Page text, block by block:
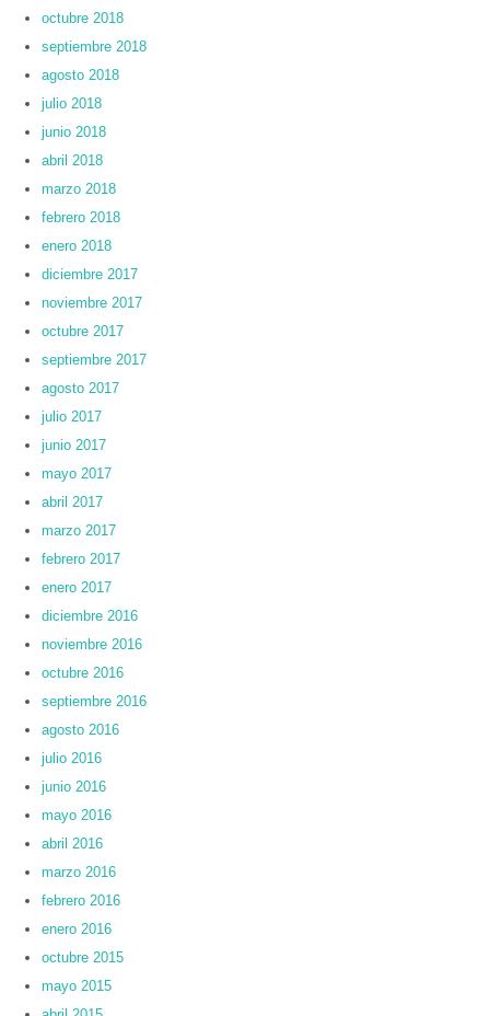
octubre 2018
septiembre 2018
agosto 2018
julio 2018
junio 2018
abril 2018
marzo 2018
febrero 2018
enero 2018
diciembre 2017
noviembre 2017
octubre 2017
septiembre 2017
agosto 2017
julio 2017
junio 2017
mayo 2017
abril 2017
marzo 2017
febrero 2017
enero 2017
diciembre 2016
noviembre 2016
octubre 2016
septiembre 2016
agosto 2016
julio 2016
junio 2016
mayo 2016
abril 2016
marzo 2016
febrero 2016
enero 2016
octubre 2015
mayo 2015